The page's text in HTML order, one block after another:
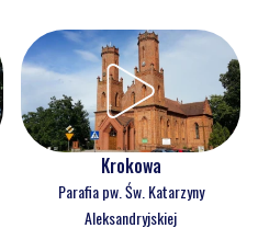
Krokowa
Parafia pw. Św. Katarzyny
Aleksandryjskiej